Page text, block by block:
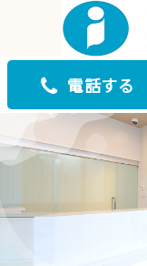
電話する